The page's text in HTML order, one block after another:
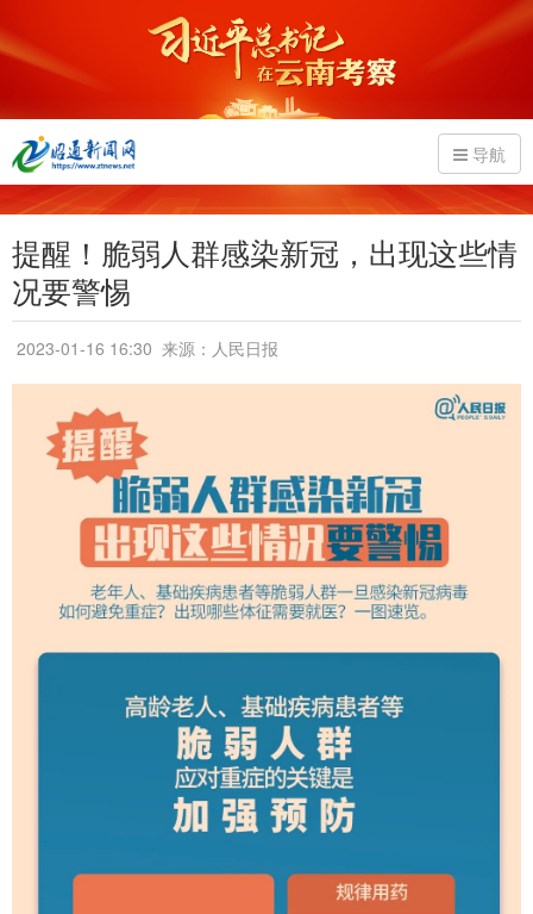
导航
提醒！脆弱人群感染新冠，出现这些情
况要警惕
2023-01-16 16:30 来源：人民日报